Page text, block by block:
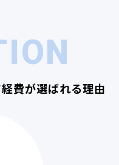
費が選ばれる理由